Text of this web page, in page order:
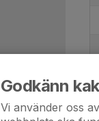
Godkänn
Vi använder oss